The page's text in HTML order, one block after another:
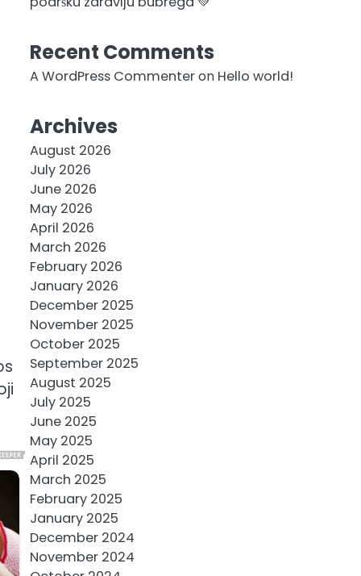
Recent Comments
A WordPress Commenteron Hello world!
Archives
August 2026
July 2026
June 2026
May 2026
April 2026
March 2026
February 2026
January 2026
December 2025
November 2025
October 2025
September 2025
August 2025
July 2025
June 2025
May 2025
April 2025
March 2025
February 2025
January 2025
December 2024
November 2024